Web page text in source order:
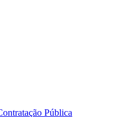
Pública